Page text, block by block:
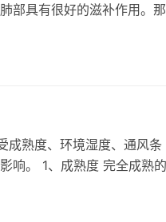
部具有很好的滋补作用。那
成熟度、环境湿度、通风条
响。 1、成熟度 完全成熟